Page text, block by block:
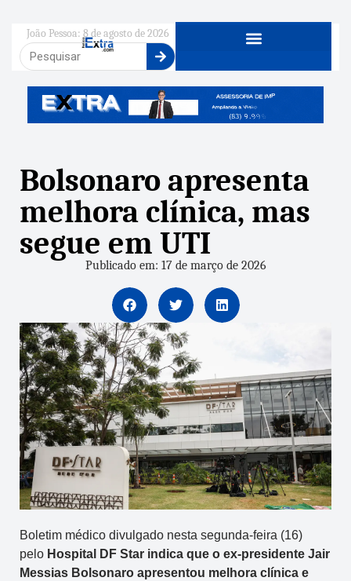
João Pessoa: 8 de agosto de 2026
Bolsonaro apresenta
melhora clínica, mas
segue em UTI
Publicado em: 17 de março de 2026
Boletim médico divulgado nesta segunda-feira (16)
pelo Hospital DF Star indica que o ex-presidente Jair
Messias Bolsonaro apresentou melhora clínica e